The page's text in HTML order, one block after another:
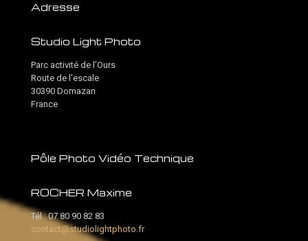
Adresse
Studio Light Photo
Parc activité de l'Ours
Route de l'escale
30390 Domazan
France
Pôle Photo Vidéo Technique
ROCHER Maxime
Tél :07 80 90 82 83
contact@studiolightphoto.fr